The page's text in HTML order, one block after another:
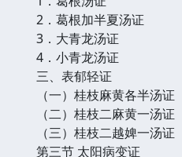
2．葛根加半夏汤证
3．大青龙汤证
4．小青龙汤证
三、表郁轻证
（一）桂枝麻黄各半汤证
（二）桂枝二麻黄一汤证
（三）桂枝二越婢一汤证
第三节 太阳病变证